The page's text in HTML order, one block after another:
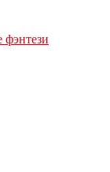
фэнтези